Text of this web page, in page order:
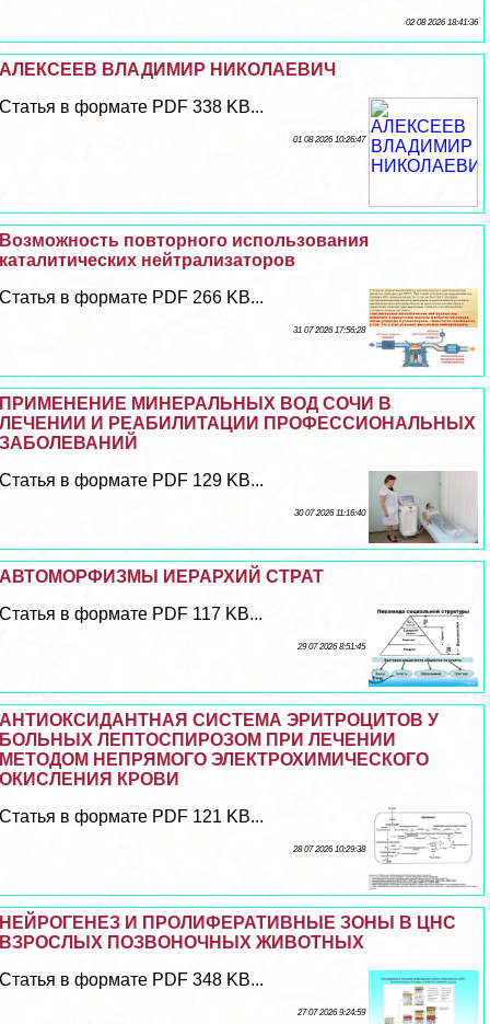
02 08 2026 18:41:36
АЛЕКСЕЕВ ВЛАДИМИР НИКОЛАЕВИЧ
Статья в формате PDF 338 KB...
01 08 2026 10:26:47
Возможность повторного использования
каталитических нейтрализаторов
Статья в формате PDF 266 KB...
31 07 2026 17:56:28
ПРИМЕНЕНИЕ МИНЕРАЛЬНЫХ ВОД СОЧИ В
ЛЕЧЕНИИ И РЕАБИЛИТАЦИИ ПРОФЕССИОНАЛЬНЫХ
ЗАБОЛЕВАНИЙ
Статья в формате PDF 129 KB...
30 07 2026 11:16:40
АВТОМОРФИЗМЫ ИЕРАРХИЙ СТРАТ
Статья в формате PDF 117 KB...
29 07 2026 8:51:45
АНТИОКСИДАНТНАЯ СИСТЕМА ЭРИТРОЦИТОВ У
БОЛЬНЫХ ЛЕПТОСПИРОЗОМ ПРИ ЛЕЧЕНИИ
МЕТОДОМ НЕПРЯМОГО ЭЛЕКТРОХИМИЧЕСКОГО
ОКИСЛЕНИЯ КРОВИ
Статья в формате PDF 121 KB...
28 07 2026 10:29:38
НЕЙРОГЕНЕЗ И ПРОЛИФЕРАТИВНЫЕ ЗОНЫ В ЦНС
ВЗРОСЛЫХ ПОЗВОНОЧНЫХ ЖИВОТНЫХ
Статья в формате PDF 348 KB...
27 07 2026 9:24:59